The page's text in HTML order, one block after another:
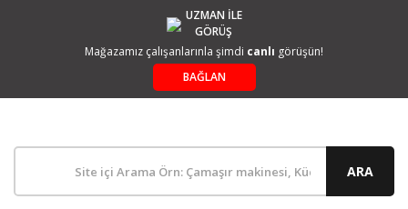
UZMAN İLE
GÖRÜŞ
Mağazamız çalışanlarınla şimdi canlı görüşün!
BAĞLAN
ARA